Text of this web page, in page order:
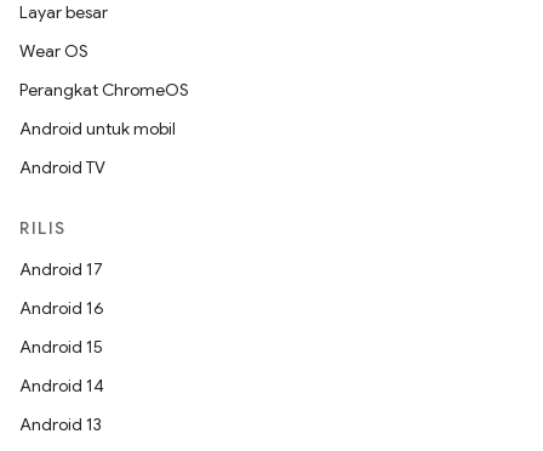
Layar besar
Wear OS
Perangkat ChromeOS
Android untuk mobil
Android TV
RILIS
Android 17
Android 16
Android 15
Android 14
Android 13